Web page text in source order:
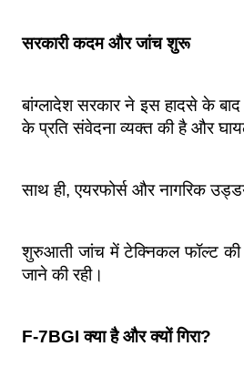
सरकारी कदम और जांच शुरू
बांग्लादेश सरकार ने इस हादसे के बाद
के प्रति संवेदना व्यक्त की है और
साथ ही, एयरफोर्स और नागरिक
शुरुआती जांच में टेक्निकल फॉल्ट की
जाने की रही।
F‑7BGI क्या है और क्यों गिरा?